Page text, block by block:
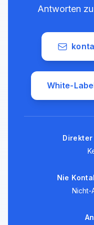
Antworten
White-
Nie
Nicht-